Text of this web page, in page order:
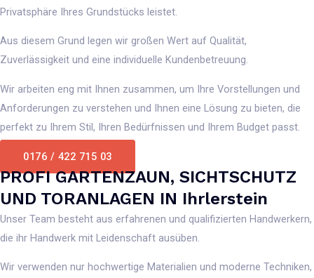
Privatsphäre Ihres Grundstücks leistet.
Aus diesem Grund legen wir großen Wert auf Qualität,
Zuverlässigkeit und eine individuelle Kundenbetreuung.
Wir arbeiten eng mit Ihnen zusammen, um Ihre Vorstellungen und
Anforderungen zu verstehen und Ihnen eine Lösung zu bieten, die
perfekt zu Ihrem Stil, Ihren Bedürfnissen und Ihrem Budget passt.
0176 / 422 715 03
PROFI GARTENZAUN, SICHTSCHUTZ
UND TORANLAGEN IN Ihrlerstein
Unser Team besteht aus erfahrenen und qualifizierten Handwerkern,
die ihr Handwerk mit Leidenschaft ausüben.
Wir verwenden nur hochwertige Materialien und moderne Techniken,